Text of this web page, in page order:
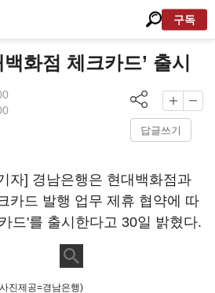
구독
화점 체크카드’ 출시
답글쓰기
자] 경남은행은 현대백화점과
카드 발행 업무 제휴 협약에 따
드'를 출시한다고 30일 밝혔다.
진제공=경남은행)